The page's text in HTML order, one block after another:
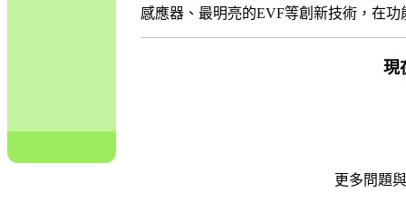
感應器、最明亮的EVF等創新技術，在功
現
更多問題